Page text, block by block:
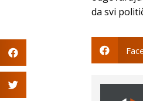
da svi